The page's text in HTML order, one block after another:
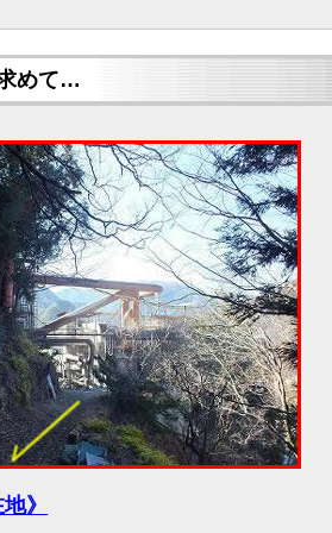
めて…
》